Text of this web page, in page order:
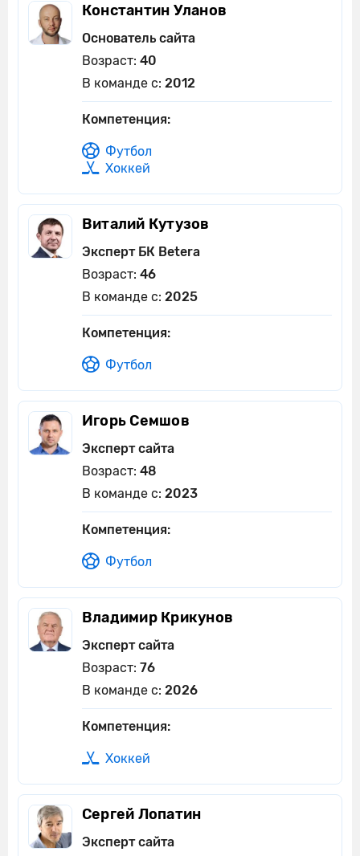
Константин Уланов
Основатель сайта
Возраст: 40
В команде с: 2012
Компетенция:
Футбол
Хоккей
Виталий Кутузов
Эксперт БК Betera
Возраст: 46
В команде с: 2025
Компетенция:
Футбол
Игорь Семшов
Эксперт сайта
Возраст: 48
В команде с: 2023
Компетенция:
Футбол
Владимир Крикунов
Эксперт сайта
Возраст: 76
В команде с: 2026
Компетенция:
Хоккей
Сергей Лопатин
Эксперт сайта